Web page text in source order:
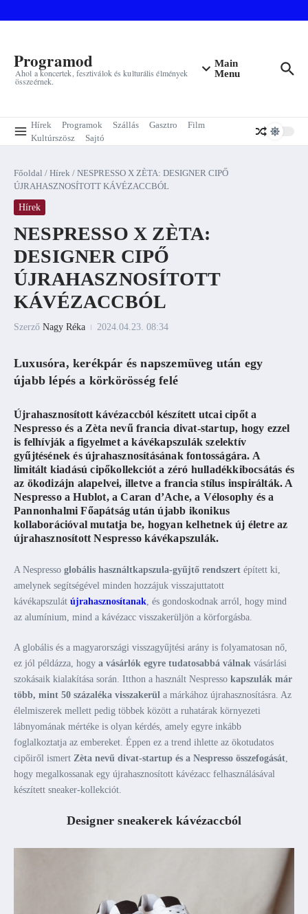
Programod
Ahol a koncertek, fesztiválok és kulturális élmények
összeérnek.
Main
Menu
Hírek Programok Szállás Gasztro
Film
Kultúrszösz
Sajtó
Főoldal / Hírek / NESPRESSO X ZÈTA: DESIGNER CIPŐ
ÚJRAHASZNOSÍTOTT KÁVÉZACCBÓL
Hírek
NESPRESSO X ZÈTA:
DESIGNER CIPŐ
ÚJRAHASZNOSÍTOTT
KÁVÉZACCBÓL
Szerző Nagy Réka 2024.04.23. 08:34
Luxusóra, kerékpár és napszemüveg után egy
újabb lépés a körkörösség felé
Újrahasznosított kávézaccból készített utcai cipőt a
Nespresso és a Zèta nevű francia divat-startup, hogy ezzel
is felhívják a figyelmet a kávékapszulák szelektív
gyűjtésének és újrahasznosításának fontosságára. A
limitált kiadású cipőkollekciót a zéró hulladékkibocsátás és
az ökodizájn alapelvei, illetve a francia stílus inspirálták. A
Nespresso a Hublot, a Caran d’Ache, a Vélosophy és a
Pannonhalmi Főapátság után újabb ikonikus
kollaborációval mutatja be, hogyan kelhetnek új életre az
újrahasznosított Nespresso kávékapszulák.
A Nespresso globális használtkapszula-gyűjtő rendszert épített ki,
amelynek segítségével minden hozzájuk visszajuttatott
kávékapszulát újrahasznosítanak, és gondoskodnak arról, hogy mind
az alumínium, mind a kávézacc visszakerüljön a körforgásba.
A globális és a magyarországi visszagyűjtési arány is folyamatosan nő,
ez jól példázza, hogy a vásárlók egyre tudatosabbá válnak vásárlási
szokásaik kialakítása során. Itthon a használt Nespresso kapszulák már
több, mint 50 százaléka visszakerül a márkához újrahasznosításra. Az
élelmiszerek mellett pedig többek között a ruhatárak környezeti
lábnyomának mértéke is olyan kérdés, amely egyre inkább
foglalkoztatja az embereket. Éppen ez a trend ihlette az ökotudatos
cipőiről ismert Zèta nevű divat-startup és a Nespresso összefogását,
hogy megalkossanak egy újrahasznosított kávézacc felhasználásával
készített sneaker-kollekciót.
Designer sneakerek kávézaccból